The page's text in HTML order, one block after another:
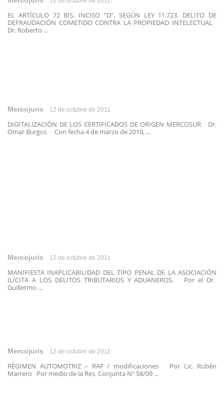
EL ARTÍCULO 72 BIS, INCISO “D”, SEGÚN LEY 11.723. DELITO DE
DEFRAUDACIÓN COMETIDO CONTRA LA PROPIEDAD INTELECTUAL
Dr. Roberto ...
Mercojuris 12 de octubre de 2011
DIGITALIZACIÓN DE LOS CERTIFICADOS DE ORIGEN MERCOSUR Dr.
Omar Burgos Con fecha 4 de marzo de 2010, ...
Mercojuris 12 de octubre de 2011
MANIFIESTA INAPLICABILIDAD DEL TIPO PENAL DE LA ASOCIACIÓN
ILÍCITA A LOS DELITOS TRIBUTARIOS Y ADUANEROS. Por el Dr.
Guillermo ...
Mercojuris 12 de octubre de 2011
RÉGIMEN AUTOMOTRIZ – RAF / modificaciones Por Lic. Rubén
Marrero Por medio de la Res. Conjunta Nº 58/09 ...